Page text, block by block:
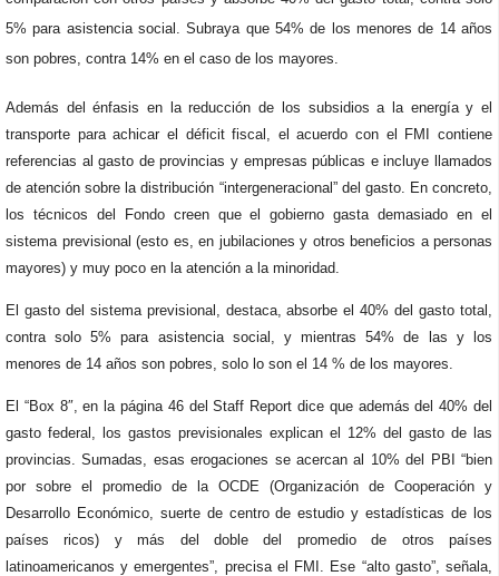
5% para asistencia social. Subraya que 54% de los menores de 14 años
son pobres, contra 14% en el caso de los mayores.
Además del énfasis en la reducción de los subsidios a la energía y el
transporte para achicar el déficit fiscal, el acuerdo con el FMI contiene
referencias al gasto de provincias y empresas públicas e incluye llamados
de atención sobre la distribución “intergeneracional” del gasto. En concreto,
los técnicos del Fondo creen que el gobierno gasta demasiado en el
sistema previsional (esto es, en jubilaciones y otros beneficios a personas
mayores) y muy poco en la atención a la minoridad.
El gasto del sistema previsional, destaca, absorbe el 40% del gasto total,
contra solo 5% para asistencia social, y mientras 54% de las y los
menores de 14 años son pobres, solo lo son el 14 % de los mayores.
El “Box 8″, en la página 46 del Staff Report dice que además del 40% del
gasto federal, los gastos previsionales explican el 12% del gasto de las
provincias. Sumadas, esas erogaciones se acercan al 10% del PBI “bien
por sobre el promedio de la OCDE (Organización de Cooperación y
Desarrollo Económico, suerte de centro de estudio y estadísticas de los
países ricos) y más del doble del promedio de otros países
latinoamericanos y emergentes”, precisa el FMI. Ese “alto gasto”, señala,